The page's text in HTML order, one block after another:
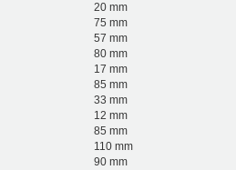
20 mm
75 mm
57 mm
80 mm
17 mm
85 mm
33 mm
12 mm
85 mm
110 mm
90 mm